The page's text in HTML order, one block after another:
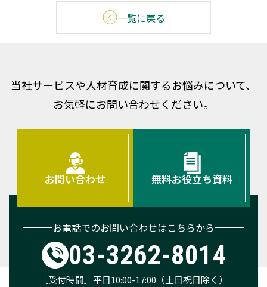
一覧に戻る
当社サービスや人材育成に関するお悩みについて、
お気軽にお問い合わせください。
お問い合わせ 無料お役立ち資料
お電話でのお問い合わせはこちらから
03-3262-8014
［受付時間］平日10:00-17:00（土日祝日除く）